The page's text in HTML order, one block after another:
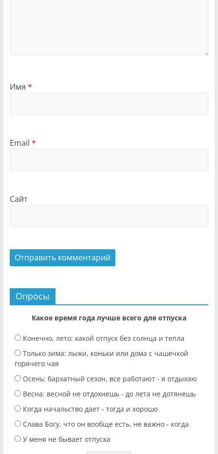
Имя *
Email *
Сайт
Опросы
Какое время года лучше всего для отпуска
Конечно, лето: какой отпуск без солнца и тепла
Только зима: лыжи, коньки или дома с чашечкой
горячего чая
Осень: бархатный сезон, все работают - я отдыхаю
Весна: весной не отдохнешь - до лета не дотянешь
Когда начальство дает - тогда и хорошо
Слава Богу, что он вообще есть, не важно - когда
У меня не бывает отпуска